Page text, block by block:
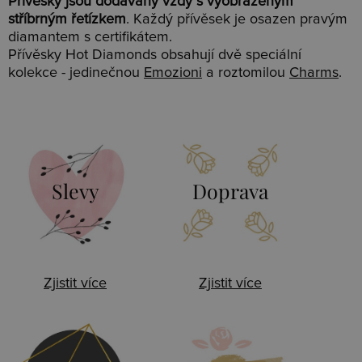
stříbrným řetízkem. Každý přívěsek je osazen pravým
diamantem s certifikátem.
Přívěsky Hot Diamonds obsahují dvě speciální
kolekce - jedinečnou Emozioni a roztomilou Charms.
Slevy
Zjistit více
Doprava
Zjistit více